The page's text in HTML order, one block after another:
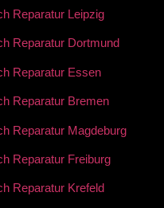
Reparatur Leipzig
Reparatur Dortmund
Reparatur Essen
Reparatur Bremen
Reparatur Magdeburg
Reparatur Freiburg
Reparatur Krefeld